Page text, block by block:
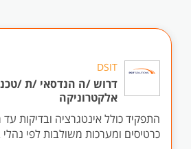
DSIT
דרוש /ה הנדסאי /ת /
אלקטרוניקה
התפקיד כולל אינטגרציה ובדיקות
כרטיסים ומערכות משולבות לפי